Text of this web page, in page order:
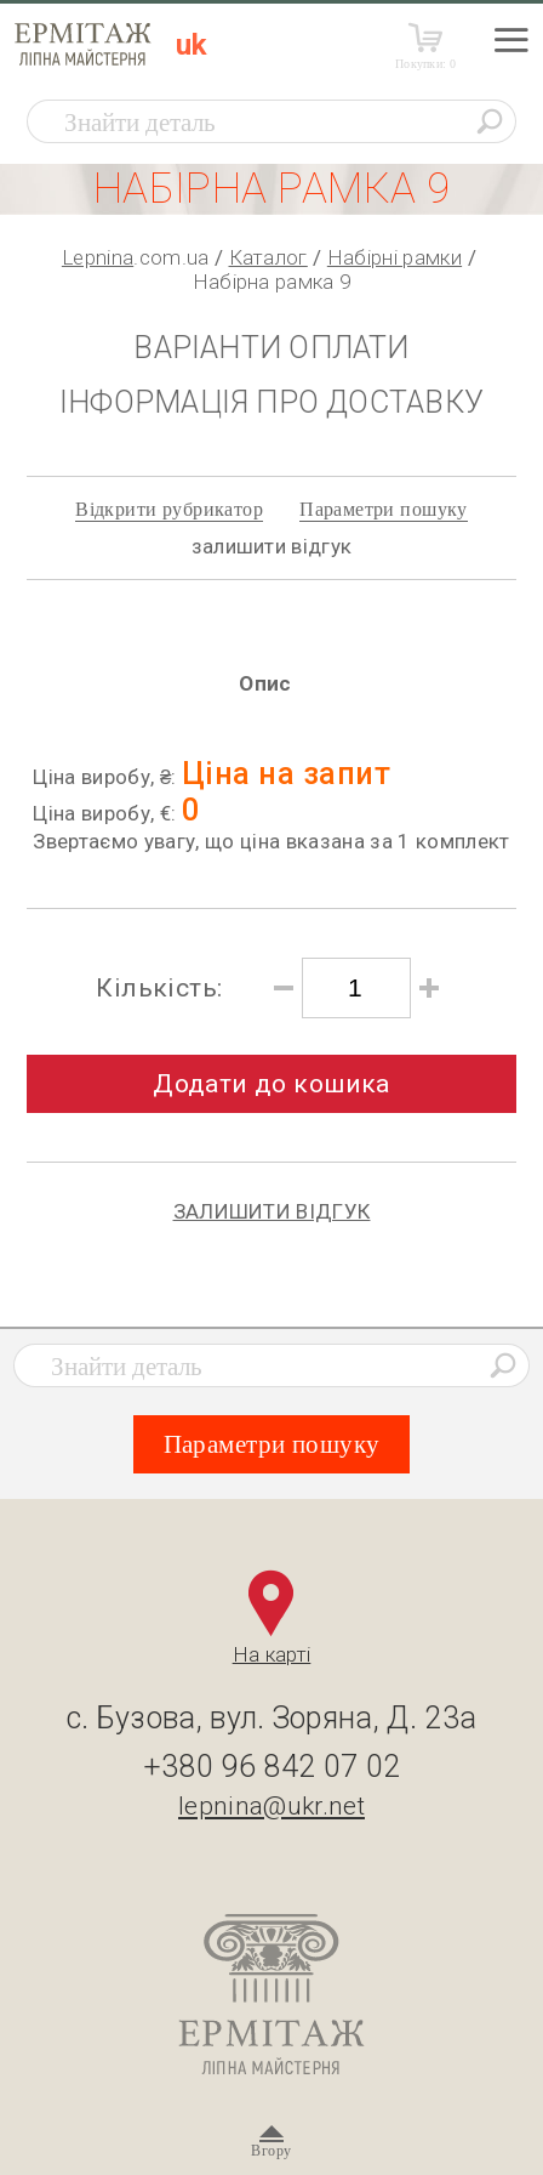
uk
Покупки:0
НАБІРНА РАМКА 9
Lepnina.com.ua Каталог
Набірні рамки
Набірна рамка 9
ВАРІАНТИ ОПЛАТИ
ІНФОРМАЦІЯ ПРО ДОСТАВКУ
залишити відгук
Відкрити рубрикатор Параметри пошуку
Опис
Ціна виробу, ₴: Ціна на запит
Ціна виробу, €: 0
Звертаємо увагу, що ціна вказана за 1 комплект
Кількість:
Додати до кошика
ЗАЛИШИТИ ВІДГУК
Параметри пошуку
На карті
с. Бузова, вул. Зоряна, Д. 23а
+380 96 842 07 02
lepnina@ukr.net
Вгору